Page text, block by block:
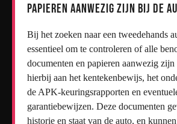
papieren aanwezig zijn bij de
Bij het zoeken naar een tweedehands
essentieel om te controleren of alle
documenten en papieren aanwezig
hierbij aan het kentekenbewijs, het
de APK-keuringsrapporten en
garantiebewijzen. Deze documenten
historie en staat van de auto, en